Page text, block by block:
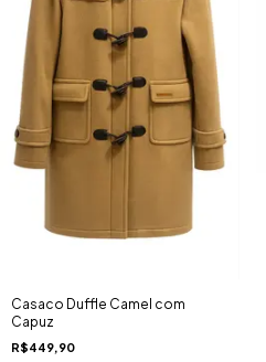
Casaco Duffle Camel com
Capuz
R$449,90